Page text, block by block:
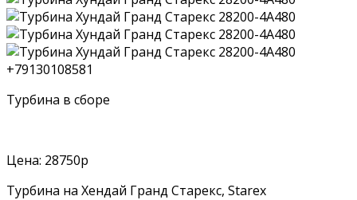
+79130108581
Турбина в сборе
Цена: 28750р
Турбина на Хендай Гранд Старекс, Starex